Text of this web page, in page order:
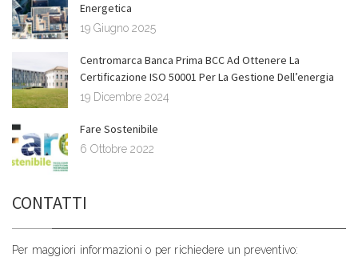
Energetica
19 Giugno 2025
Centromarca Banca Prima BCC Ad Ottenere La
Certificazione ISO 50001 Per La Gestione Dell’energia
19 Dicembre 2024
Fare Sostenibile
6 Ottobre 2022
CONTATTI
Per maggiori informazioni o per richiedere un preventivo: